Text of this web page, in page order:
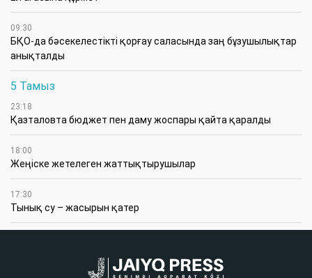
09:30
БҚО-да бәсекелестікті қорғау саласында заң бұзушылықтар
анықталды
5 Тамыз
23:18
Қазталовта бюджет пен даму жоспары қайта қаралды
18:00
Жеңіске жетелеген жаттықтырушылар
17:30
Тынық су – жасырын қатер